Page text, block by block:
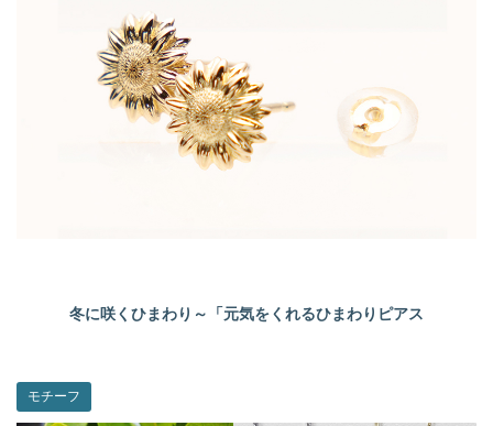
冬に咲くひまわり～「元気をくれるひまわりピアス
モチーフ